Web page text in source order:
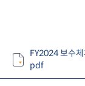
FY2024 보수
pdf